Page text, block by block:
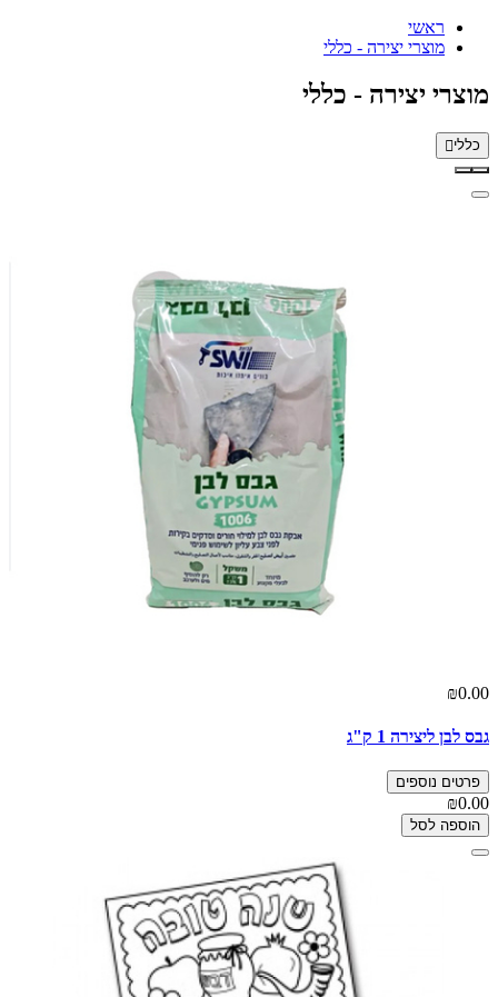
ראשי
מוצרי יצירה - כללי
מוצרי יצירה - כללי
כללי
₪0.00
גבס לבן ליצירה 1 ק"ג
פרטים נוספים
₪0.00
הוספה לסל